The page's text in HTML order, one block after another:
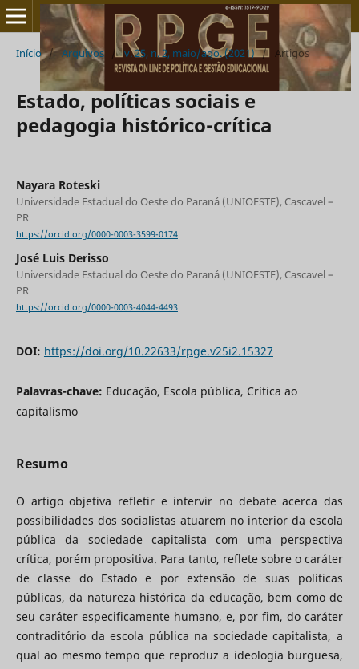
Início / Arquivos / v. 25, n. 2, maio/ago. (2021) / Artigos
Estado, políticas sociais e
pedagogia histórico-crítica
Nayara Roteski
Universidade Estadual do Oeste do Paraná (UNIOESTE), Cascavel –
PR
https://orcid.org/0000-0003-3599-0174
José Luis Derisso
Universidade Estadual do Oeste do Paraná (UNIOESTE), Cascavel –
PR
https://orcid.org/0000-0003-4044-4493
DOI: https://doi.org/10.22633/rpge.v25i2.15327
Palavras-chave: Educação, Escola pública, Crítica ao
capitalismo
Resumo
O artigo objetiva refletir e intervir no debate acerca das
possibilidades dos socialistas atuarem no interior da escola
pública da sociedade capitalista com uma perspectiva
crítica, porém propositiva. Para tanto, reflete sobre o caráter
de classe do Estado e por extensão de suas políticas
públicas, da natureza histórica da educação, bem como de
seu caráter especificamente humano, e, por fim, do caráter
contraditório da escola pública na sociedade capitalista, a
qual ao mesmo tempo que reproduz a ideologia burguesa,